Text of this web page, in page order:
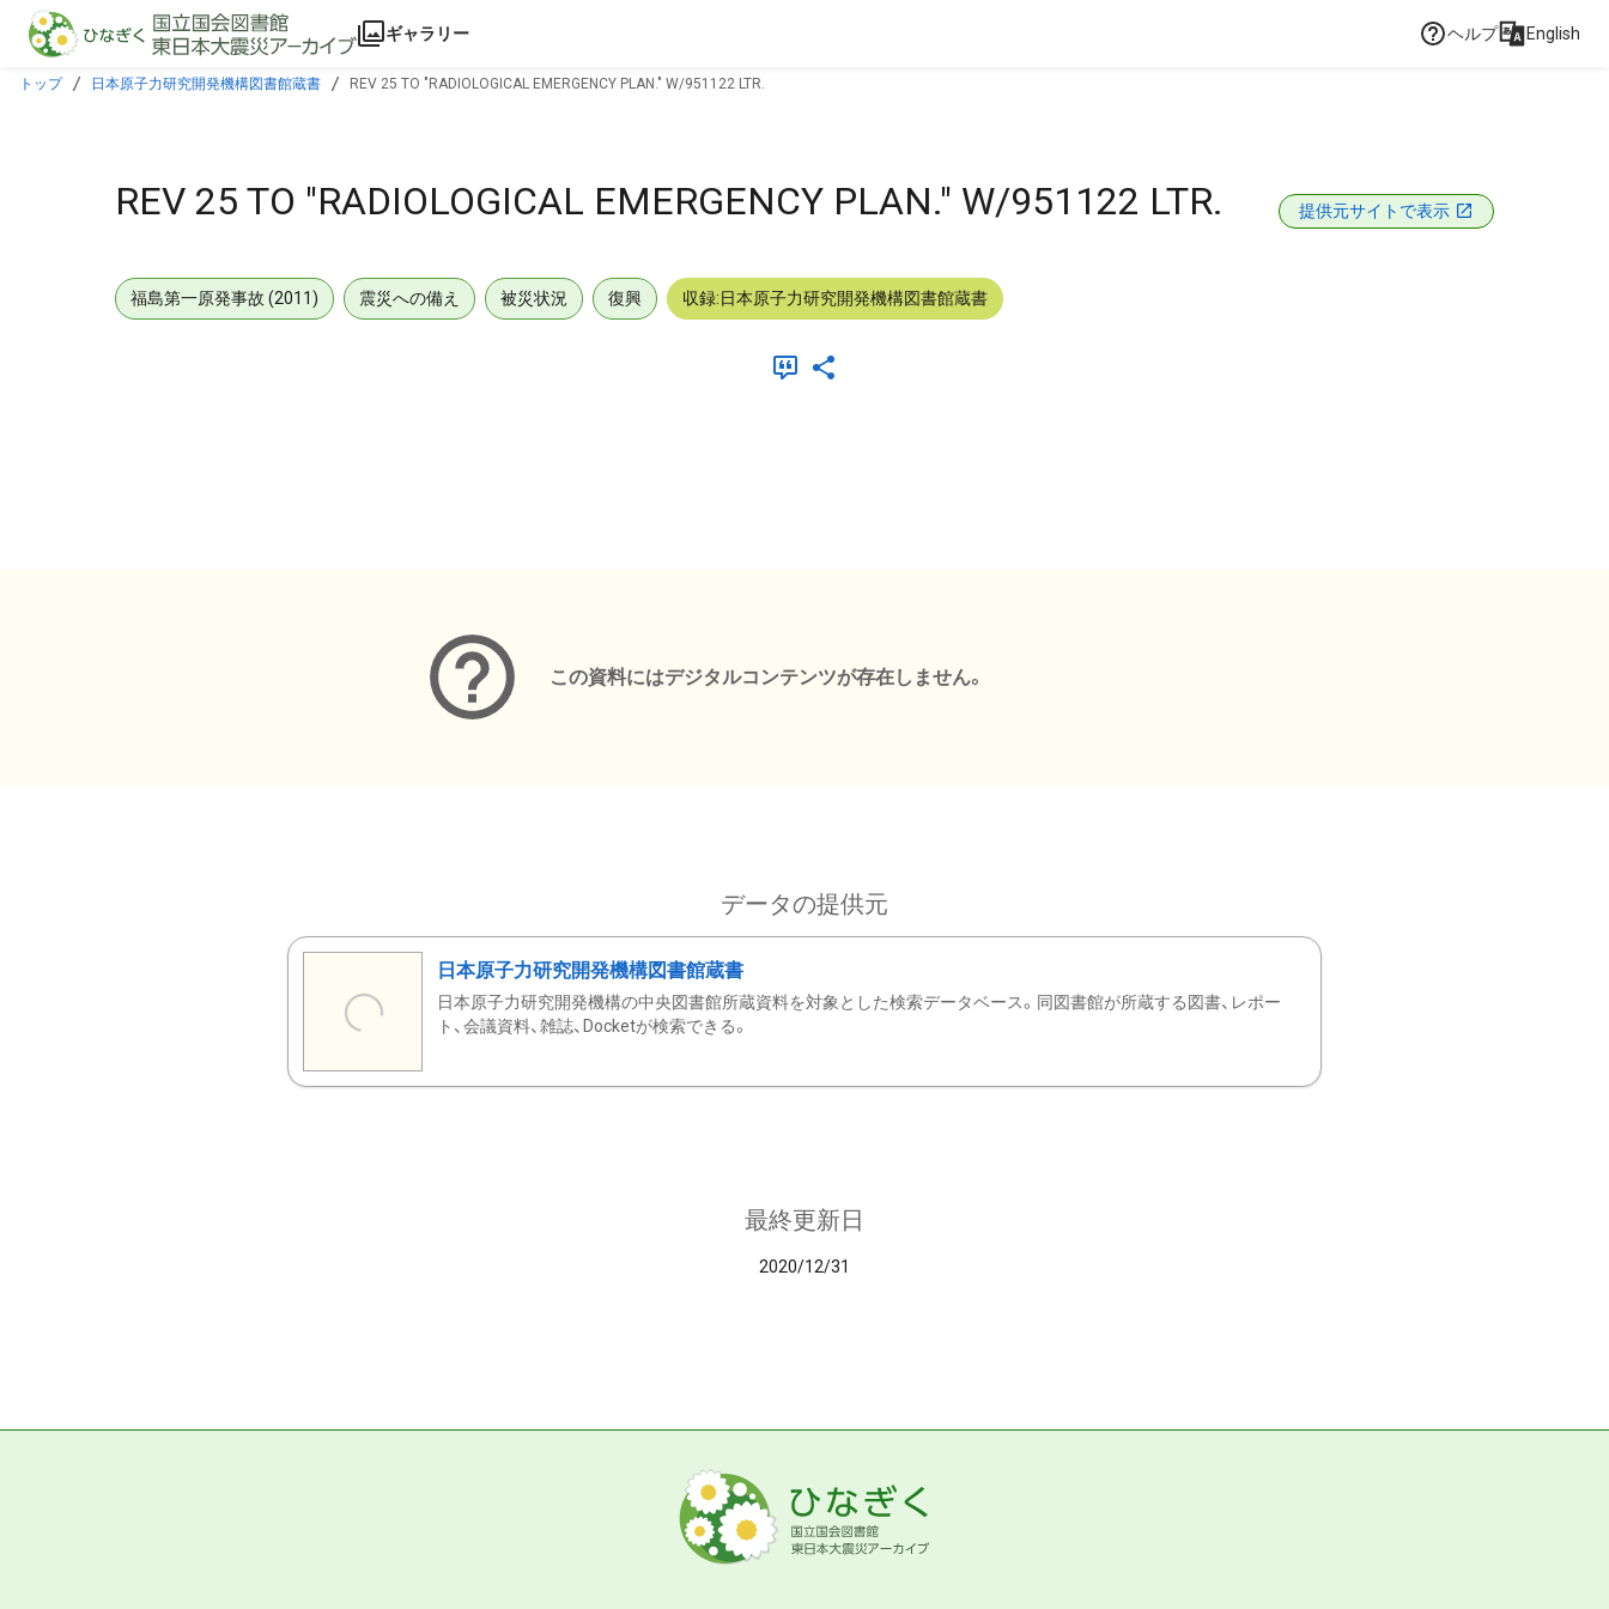
本文に飛ぶ
ギャラリー ヘルプ English
トップ 日本原子力研究開発機構図書館蔵書 REV 25 TO "RADIOLOGICAL EMERGENCY PLAN." W/951122 LTR.
REV 25 TO "RADIOLOGICAL EMERGENCY PLAN." W/951122 LTR. 提供元サイトで表示
福島第一原発事故 (2011) 震災への備え 被災状況 復興 収録:日本原子力研究開発機構図書館蔵書
この資料にはデジタルコンテンツが存在しません。
データの提供元
日本原子力研究開発機構図書館蔵書
日本原子力研究開発機構の中央図書館所蔵資料を対象とした検索データベース。同図書館が所蔵する図書、レポー
ト、会議資料、雑誌、Docketが検索できる。
最終更新日
2020/12/31